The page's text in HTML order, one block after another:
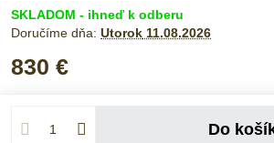
SKLADOM - ihneď k odberu
Doručíme dňa: Utorok 11.08.2026
830 €
Do